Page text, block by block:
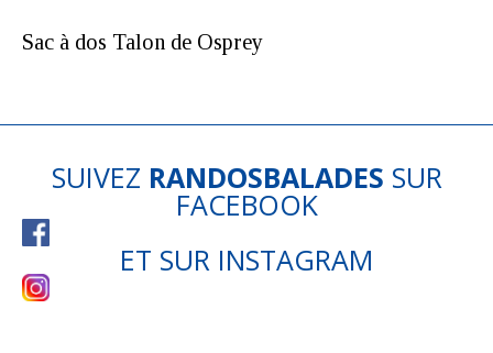
Sac à dos Talon de Osprey
SUIVEZ RANDOSBALADES SUR
FACEBOOK
ET SUR INSTAGRAM